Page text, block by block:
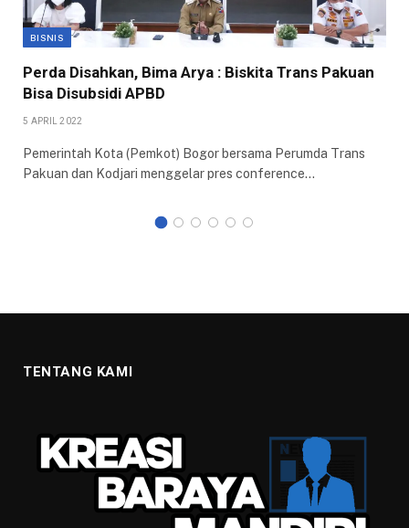
BISNIS
Perda Disahkan, Bima Arya : Biskita Trans Pakuan
Bisa Disubsidi APBD
5 APRIL 2022
Pemerintah Kota (Pemkot) Bogor bersama Perumda Trans
Pakuan dan Kodjari menggelar pres conference…
TENTANG KAMI